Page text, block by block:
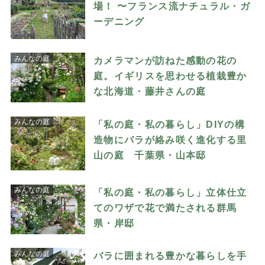
場！ 〜フランス流ナチュラル・ガ
ーデニング
みんなの庭
カメラマンが訪ねた感動の花の
庭。イギリスを思わせる植栽豊か
な北海道・藤井さんの庭
みんなの庭
「私の庭・私の暮らし」DIYの構
造物にバラが絡み咲く進化する里
山の庭 千葉県・山本邸
みんなの庭
「私の庭・私の暮らし」立体仕立
てのワザで花で満たされる群馬
県・岸邸
みんなの庭
バラに囲まれる豊かな暮らしを手